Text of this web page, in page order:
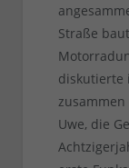
Straße
diskutierte
Uwe, die